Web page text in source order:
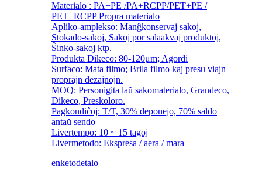
Materialo : PA+PE /PA+RCPP/PET+PE /
PET+RCPP Propra materialo
Apliko-amplekso: Manĝkonservaj sakoj,
Stokado-sakoj, Sakoj por salaakvaj produktoj,
Ŝinko-sakoj ktp.
Produkta Dikeco: 80-120μm; Agordi
Surfaco: Mata filmo; Brila filmo kaj presu viajn
proprajn dezajnojn.
MOQ: Personigita laŭ sakomaterialo, Grandeco,
Dikeco, Preskoloro.
Pagkondiĉoj: T/T, 30% deponejo, 70% saldo
antaŭ sendo
Livertempo: 10 ~ 15 tagoj
Livermetodo: Ekspresa / aera / mara
enketodetalo